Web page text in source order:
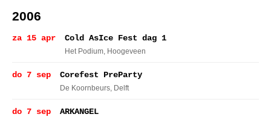
2006
za 15 apr Cold AsIce Fest dag 1
Het Podium, Hoogeveen
do 7 sep Corefest PreParty
De Koornbeurs, Delft
do 7 sep ARKANGEL